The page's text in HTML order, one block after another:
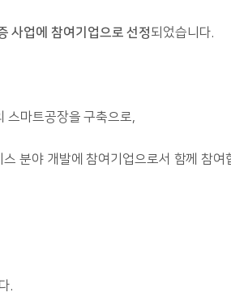
사업에 참여기업으로 선정되었습니다.
스마트공장을 구축으로,
분야 개발에 참여기업으로서 함께 참여
.